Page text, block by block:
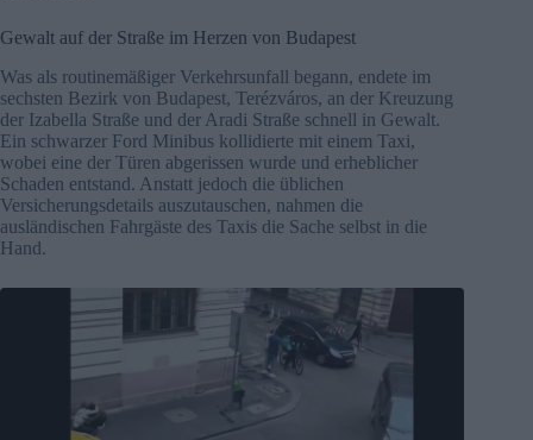
Gewalt auf der Straße im Herzen von Budapest
Was als routinemäßiger Verkehrsunfall begann, endete im
sechsten Bezirk von Budapest, Terézváros, an der Kreuzung
der Izabella Straße und der Aradi Straße schnell in Gewalt.
Ein schwarzer Ford Minibus kollidierte mit einem Taxi,
wobei eine der Türen abgerissen wurde und erheblicher
Schaden entstand. Anstatt jedoch die üblichen
Versicherungsdetails auszutauschen, nahmen die
ausländischen Fahrgäste des Taxis die Sache selbst in die
Hand.